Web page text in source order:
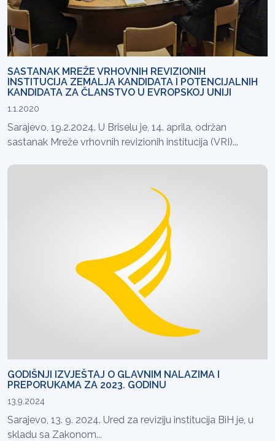
SASTANAK MREŽE VRHOVNIH REVIZIONIH
INSTITUCIJA ZEMALJA KANDIDATA I POTENCIJALNIH
KANDIDATA ZA ČLANSTVO U EVROPSKOJ UNIJI
1.1.2020
Sarajevo, 19.2.2024. U Briselu je, 14. aprila, održan
sastanak Mreže vrhovnih revizionih institucija (VRI)...
GODIŠNJI IZVJEŠTAJ O GLAVNIM NALAZIMA I
PREPORUKAMA ZA 2023. GODINU
13.9.2024
Sarajevo, 13. 9. 2024. Ured za reviziju institucija BiH je, u
skladu sa Zakonom...